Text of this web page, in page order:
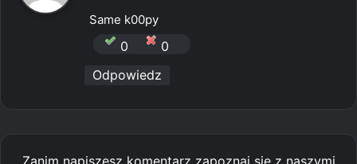
Same k00py
0
0
Odpowiedz